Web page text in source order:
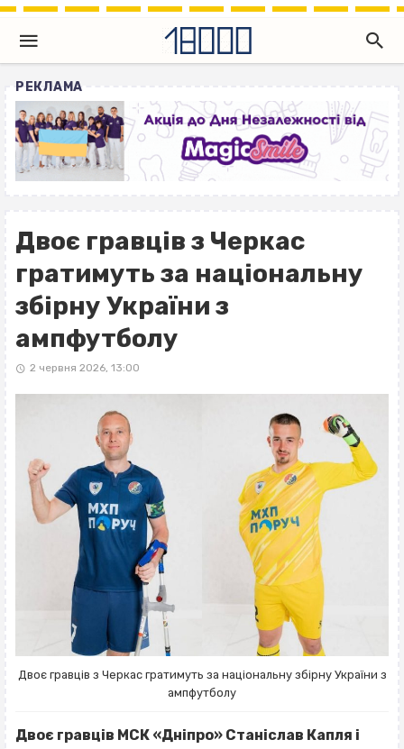
РЕКЛАМА
Двоє гравців з Черкас
гратимуть за національну
збірну України з
ампфутболу
2 червня 2026, 13:00
Двоє гравців з Черкас гратимуть за національну збірну України з
ампфутболу
Двоє гравців МСК «Дніпро» Станіслав Капля і